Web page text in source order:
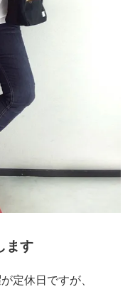
ます
定休日ですが、